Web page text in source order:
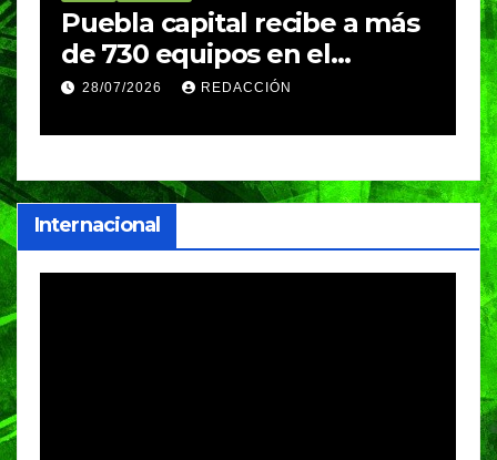
Puebla capital recibe a más
de 730 equipos en el
Festival Máster de Voleibol
28/07/2026 REDACCIÓN
Internacional